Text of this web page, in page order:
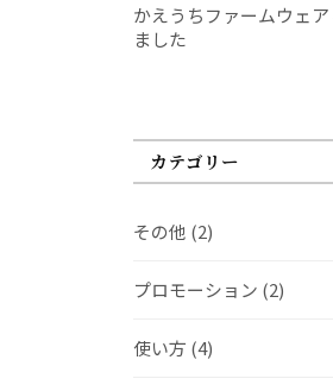
かえうちファームウェ
ました
カテゴリー
その他 (2)
プロモーション (2)
使い方 (4)